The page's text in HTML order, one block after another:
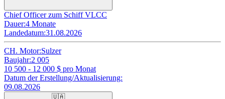
Chief Officer zum Schiff VLCC
Dauer:4 Monate
Landedatum:31.08.2026
CH. Motor:Sulzer
Baujahr:2 005
10 500 - 12 000 $ pro Monat
Datum der Erstellung/Aktualisierung:
09.08.2026
🇺🇦